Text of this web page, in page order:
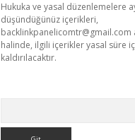
Hukuka ve yasal düzenlemelere
düşündüğünüz içerikleri,
backlinkpanelicomtr@gmail.com
halinde, ilgili içerikler yasal süre
kaldırılacaktır.